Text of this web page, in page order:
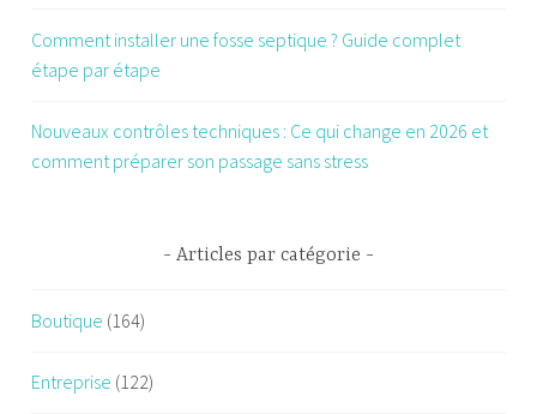
Comment installer une fosse septique ? Guide complet
étape par étape
Nouveaux contrôles techniques : Ce qui change en 2026 et
comment préparer son passage sans stress
Articles par catégorie
Boutique (164)
Entreprise (122)